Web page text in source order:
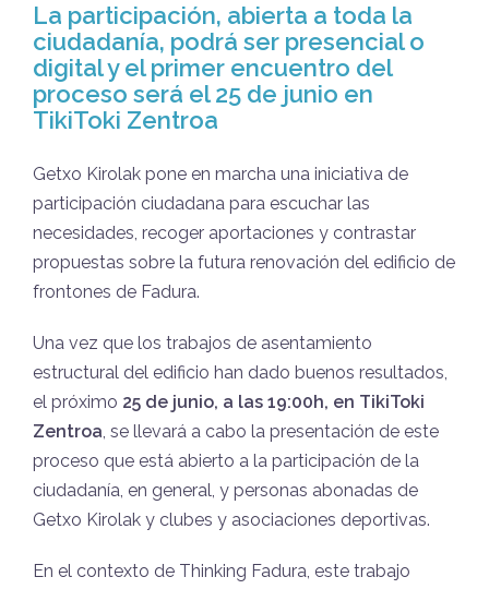
La participación, abierta a toda la
ciudadanía, podrá ser presencial o
digital y el primer encuentro del
proceso será el 25 de junio en
TikiToki Zentroa
Getxo Kirolak pone en marcha una iniciativa de
participación ciudadana para escuchar las
necesidades, recoger aportaciones y contrastar
propuestas sobre la futura renovación del edificio de
frontones de Fadura.
Una vez que los trabajos de asentamiento
estructural del edificio han dado buenos resultados,
el próximo 25 de junio, a las 19:00h, en TikiToki
Zentroa, se llevará a cabo la presentación de este
proceso que está abierto a la participación de la
ciudadanía, en general, y personas abonadas de
Getxo Kirolak y clubes y asociaciones deportivas.
En el contexto de Thinking Fadura, este trabajo